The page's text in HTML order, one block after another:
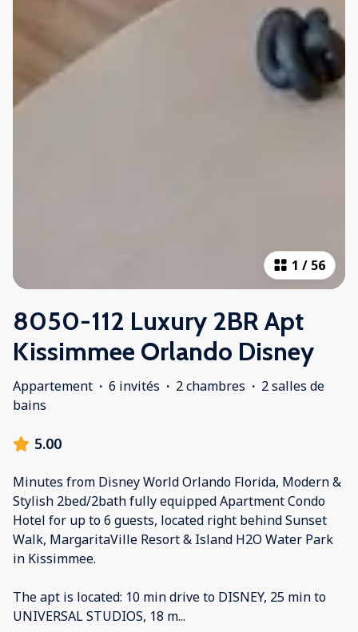
1 / 56
8050-112 Luxury 2BR Apt
Kissimmee Orlando Disney
Appartement · 6 invités · 2 chambres · 2 salles de
bains
5.00
Minutes from Disney World Orlando Florida, Modern &
Stylish 2bed/2bath fully equipped Apartment Condo
Hotel for up to 6 guests, located right behind Sunset
Walk, MargaritaVille Resort & Island H2O Water Park
in Kissimmee.
The apt is located: 10 min drive to DISNEY, 25 min to
UNIVERSAL STUDIOS, 18 m...